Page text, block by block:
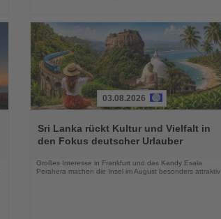
Sie
die
03.08.2026
Sri Lanka rückt Kultur und Vielfalt in
den Fokus deutscher Urlauber
Großes Interesse in Frankfurt und das Kandy Esala
Perahera machen die Insel im August besonders attraktiv